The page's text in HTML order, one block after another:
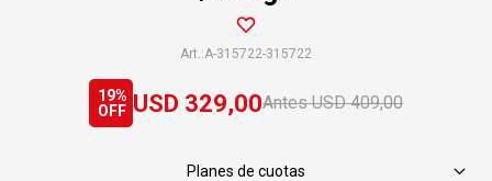
A-315722-315722
USD 329,00 USD 409,00
19
Planes de cuotas